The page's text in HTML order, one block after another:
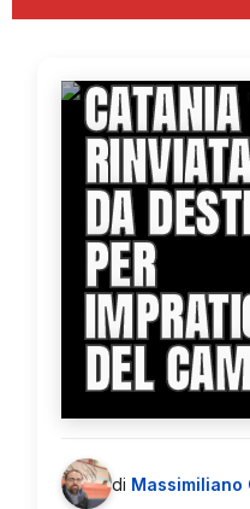
CATANIA
DA
PER
DEL
di Massimiliano